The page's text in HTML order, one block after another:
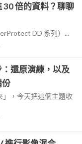
30 倍的資料？聊聊
DD 系列）...
還原演練，以及
份
」，今天把這個主題收